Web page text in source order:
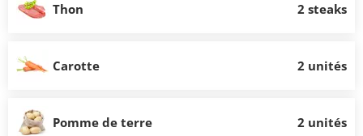
Thon 2 steaks
Carotte 2 unités
Pomme de terre 2 unités